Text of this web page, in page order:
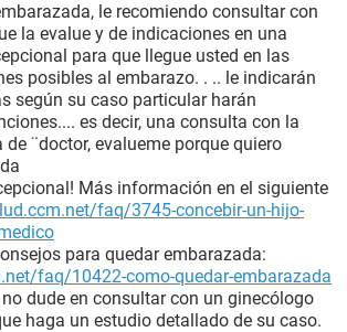
le recomiendo consultar con
la evalue y de indicaciones en una
para que llegue usted en las
posibles al embarazo. . .. le indicarán
según su caso particular harán
es decir, una consulta con la
¨doctor, evalueme porque quiero
Más información en el siguiente
faq/3745-concebir-un-hijo-
para quedar embarazada:
faq/10422-como-quedar-embarazada
dude en consultar con un ginecólogo
haga un estudio detallado de su caso.